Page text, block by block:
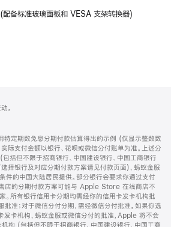
备标准玻璃面板和 VESA 支架转换器)
。
特定期数免息分期付款估算得出的示例 (仅显示整数数
际支付金额以银行、花呗或微信分付账单为准。上述分
括但不限于招商银行、中国建设银行、中国工商银行
择银行及对应分期付款方案请见付款页面)、蚂蚁金服
件的中国大陆居民提供。部分银行会要求你通过支付
店的分期付款方案可能与 Apple Store 在线商店不
。所有银行信用卡分期均需经你的信用卡发卡机构批
批准；对于微信分付分期，需经微信分付批准。如果你选
卡机构、蚂蚁金服或微信分付的批准，Apple 将不会
构 (包括但不限于招商银行、中国建设银行、中国工商